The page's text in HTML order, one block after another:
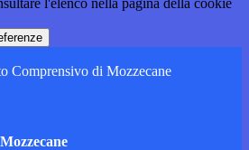
l'elenco nella pagina della cookie
Comprensivo di Mozzecane